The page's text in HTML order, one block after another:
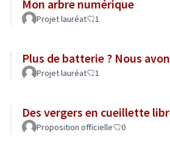
Mon arbre numérique
Projet lauréat 1
Plus de batterie ? Nous
Projet lauréat 1
Des vergers en cueillette
Proposition officielle 0